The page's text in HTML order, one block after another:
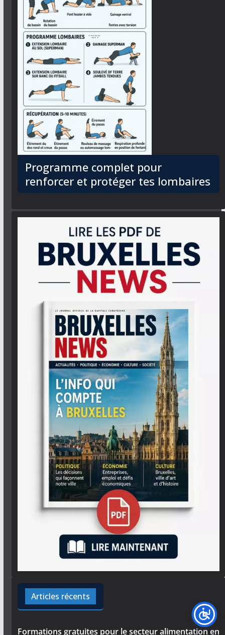
Programme complet pour
renforcer et protéger tes lombaires
Articles récents
Formations gratuites pour le secteur alimentation en